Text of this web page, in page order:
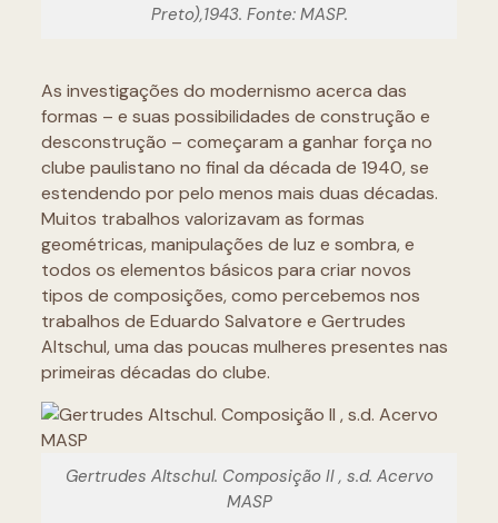
Preto),1943. Fonte: MASP.
As investigações do modernismo acerca das
formas – e suas possibilidades de construção e
desconstrução – começaram a ganhar força no
clube paulistano no final da década de 1940, se
estendendo por pelo menos mais duas décadas.
Muitos trabalhos valorizavam as formas
geométricas, manipulações de luz e sombra, e
todos os elementos básicos para criar novos
tipos de composições, como percebemos nos
trabalhos de Eduardo Salvatore e Gertrudes
Altschul, uma das poucas mulheres presentes nas
primeiras décadas do clube.
Gertrudes Altschul. Composição II , s.d. Acervo
MASP